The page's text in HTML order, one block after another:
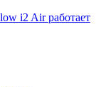
i2 Air работает